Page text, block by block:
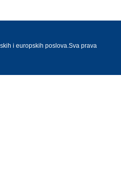
i europskih poslova.Sva prava